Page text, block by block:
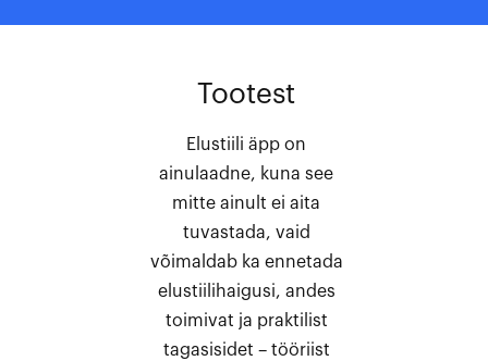
Tootest
Elustiili äpp on
ainulaadne, kuna see
mitte ainult ei aita
tuvastada, vaid
võimaldab ka ennetada
elustiilihaigusi, andes
toimivat ja praktilist
tagasisidet – tööriist